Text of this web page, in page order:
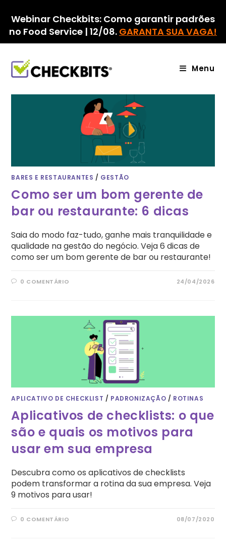
para
conteúdo
Webinar Checkbits: Como garantir padrões
no Food Service | 12/08. GARANTA SUA VAGA!
Menu
BARES E RESTAURANTES / GESTÃO
Como ser um bom gerente de
bar ou restaurante: 6 dicas
Saia do modo faz-tudo, ganhe mais tranquilidade e
qualidade na gestão do negócio. Veja 6 dicas de
como ser um bom gerente de bar ou restaurante!
0 COMENTÁRIO 24/04/2026
APLICATIVO DE CHECKLIST / PADRONIZAÇÃO / ROTINAS
Aplicativos de checklists: o que
são e quais os motivos para
usar em sua empresa
Descubra como os aplicativos de checklists
podem transformar a rotina da sua empresa. Veja
9 motivos para usar!
0 COMENTÁRIO 08/07/2020